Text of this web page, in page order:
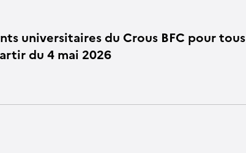
universitaires du Crous BFC pour tous
du 4 mai 2026